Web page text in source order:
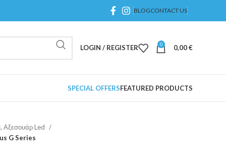
BLOGCONTACT US
LOGIN / REGISTER 0 0,00€
SPECIAL OFFERSFEATURED PRODUCTS
Αξεσουάρ Led
G Series